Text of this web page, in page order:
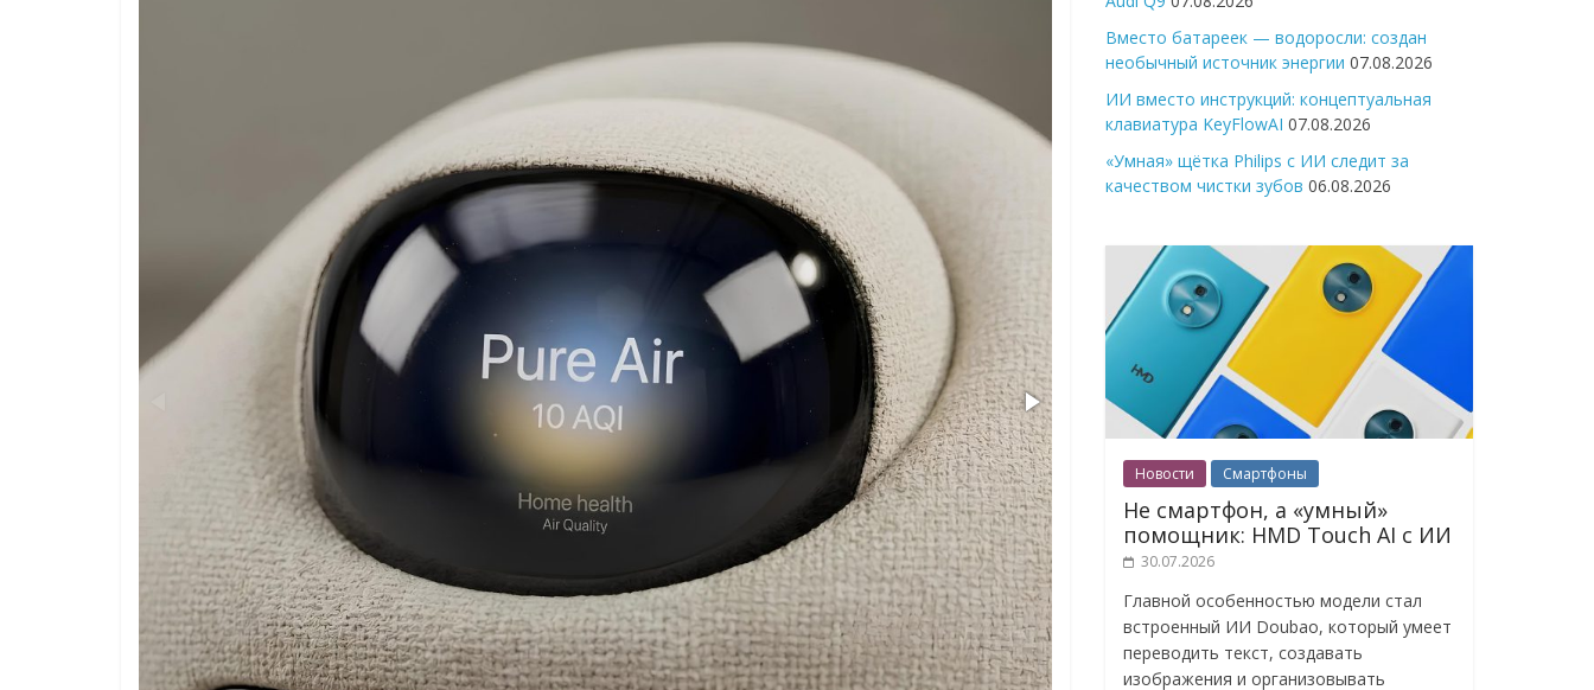
Вместо батареек — водоросли: создан
необычный источник энергии 07.08.2026
ИИ вместо инструкций: концептуальная
клавиатура KeyFlowAI 07.08.2026
«Умная» щётка Philips с ИИ следит за
качеством чистки зубов 06.08.2026
Новости Смартфоны
Не смартфон, а «умный»
помощник: HMD Touch AI с ИИ
30.07.2026
Главной особенностью модели стал
встроенный ИИ Doubao, который умеет
переводить текст, создавать
изображения и организовывать